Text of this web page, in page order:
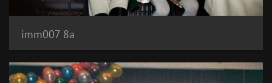
imm007 8a